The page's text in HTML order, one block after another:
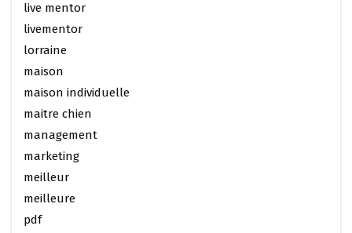
live mentor
livementor
lorraine
maison
maison individuelle
maitre chien
management
marketing
meilleur
meilleure
pdf